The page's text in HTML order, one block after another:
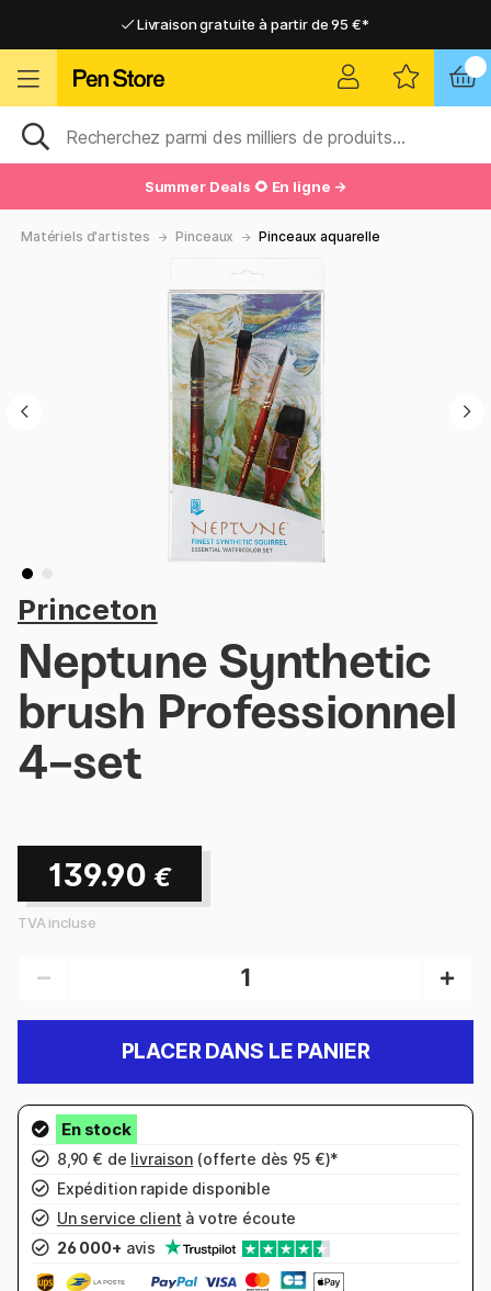
Livraison gratuite à partir de 95 €*
Livraison domicile ou point relais
Livraison gratuite à partir de 95 €*
Livraison domicile ou point relais
Summer Deals 🌻 En ligne →
Matériels d'artistes Pinceaux Pinceaux aquarelle
Princeton
Neptune Synthetic
brush Professionnel
4-set
139.90 €
TVA incluse
PLACER DANS LE PANIER
8,90 € de livraison (offerte dès 95 €)*
Expédition rapide disponible
Un service client à votre écoute
26 000+ avis